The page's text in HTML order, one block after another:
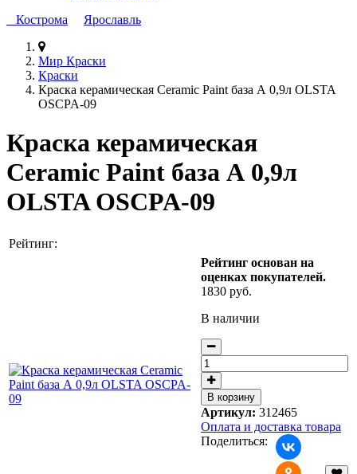
Кострома
Ярославль
Мир Краски
Краски
Краска керамическая Ceramic Paint база А 0,9л OLSTA
OSCPA-09
Краска керамическая
Ceramic Paint база А 0,9л
OLSTA OSCPA-09
Рейтинг:
Рейтинг основан на
оценках покупателей.
1830 руб.
В наличии
Артикул: 312465
Оплата и доставка товара
Поделиться: